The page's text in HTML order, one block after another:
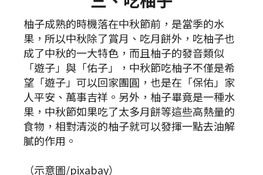
柚子成熟的時機落在中秋節前，是當季的水
果，所以中秋除了賞月、吃月餅外，吃柚子也
成了中秋的一大特色，而且柚子的發音類似
「遊子」與「佑子」，中秋節吃柚子不僅是希
望「遊子」可以回家團圓，也是在「保佑」家
人平安、萬事吉祥。另外，柚子畢竟是一種水
果，中秋節如果吃了太多月餅等這些高熱量的
食物，相對清淡的柚子就可以發揮一點去油解
膩的作用。
（示意圖/pixabay）